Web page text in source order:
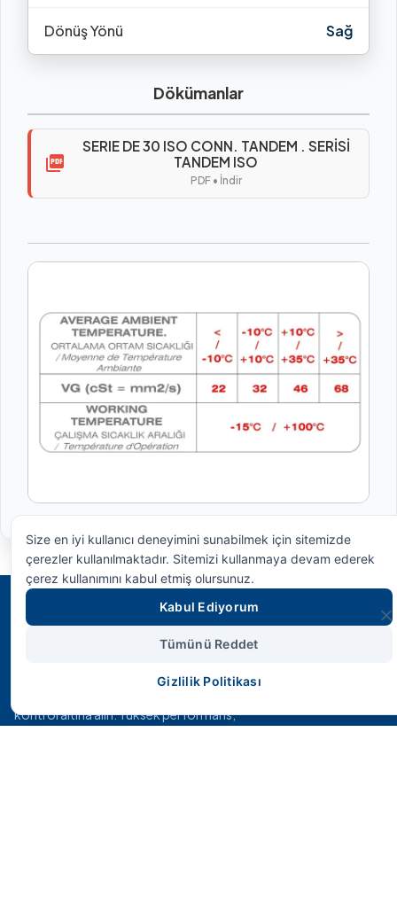
Dönüş Yönü Sağ
Dökümanlar
SERIE DE 30 ISO CONN. TANDEM . SERİSİ
TANDEM ISO
PDF • İndir
SMS HİDROLİK
kontrol altına alın. Yüksek performans,
Size en iyi kullanıcı deneyimini sunabilmek için sitemizde
çerezler kullanılmaktadır. Sitemizi kullanmaya devam ederek
çerez kullanımını kabul etmiş olursunuz.
Kabul Ediyorum
Tümünü Reddet
Gizlilik Politikası